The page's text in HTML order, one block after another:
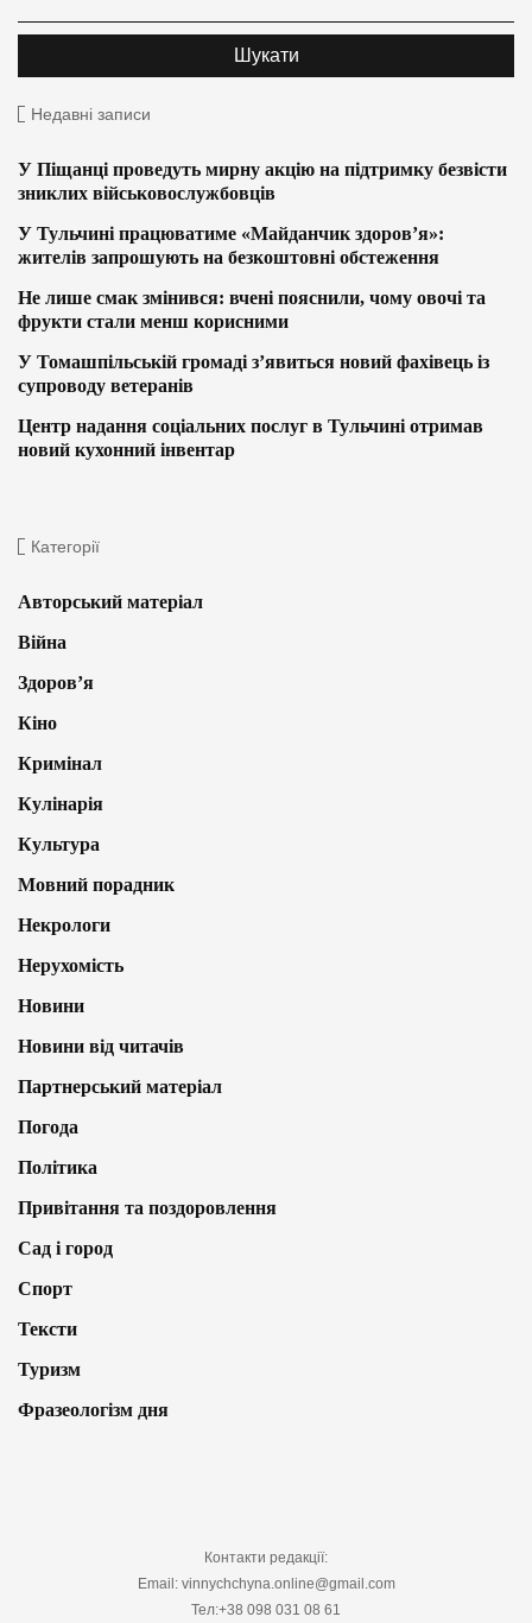
Недавні записи
У Піщанці проведуть мирну акцію на підтримку безвісти
зниклих військовослужбовців
У Тульчині працюватиме «Майданчик здоров’я»:
жителів запрошують на безкоштовні обстеження
Не лише смак змінився: вчені пояснили, чому овочі та
фрукти стали менш корисними
У Томашпільській громаді з’явиться новий фахівець із
супроводу ветеранів
Центр надання соціальних послуг в Тульчині отримав
новий кухонний інвентар
Категорії
Авторський матеріал
Війна
Здоров’я
Кіно
Кримінал
Кулінарія
Культура
Мовний порадник
Некрологи
Нерухомість
Новини
Новини від читачів
Партнерський матеріал
Погода
Політика
Привітання та поздоровлення
Сад і город
Спорт
Тексти
Туризм
Фразеологізм дня
Контакти редакції:
Email: vinnychchyna.online@gmail.com
Тел:+38 098 031 08 61